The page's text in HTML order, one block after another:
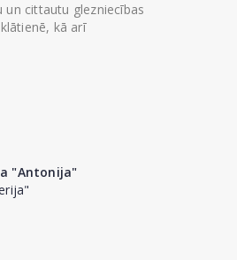
un cittautu glezniecības
kā arī
"Antonija"